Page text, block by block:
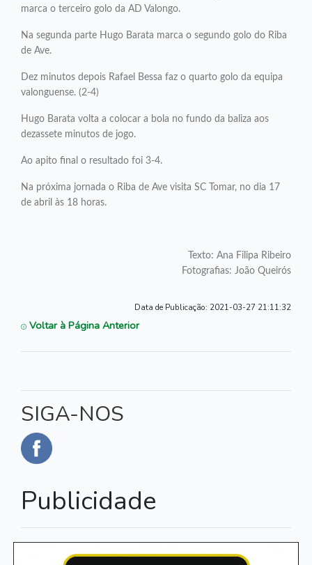
marca o terceiro golo da AD Valongo.
Na segunda parte Hugo Barata marca o segundo golo do Riba
de Ave.
Dez minutos depois Rafael Bessa faz o quarto golo da equipa
valonguense. (2-4)
Hugo Barata volta a colocar a bola no fundo da baliza aos
dezassete minutos de jogo.
Ao apito final o resultado foi 3-4.
Na próxima jornada o Riba de Ave visita SC Tomar, no dia 17
de abril às 18 horas.
Texto: Ana Filipa Ribeiro
Fotografias: João Queirós
Data de Publicação: 2021-03-27 21:11:32
Voltar à Página Anterior
SIGA-NOS
Publicidade